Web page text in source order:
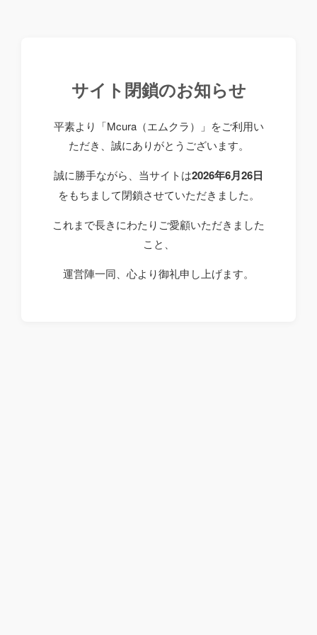
サイト閉鎖のお知らせ
平素より「Mcura（エムクラ）」をご利用い
ただき、誠にありがとうございます。
誠に勝手ながら、当サイトは2026年6月26日
をもちまして閉鎖させていただきました。
これまで長きにわたりご愛顧いただきました
こと、
運営陣一同、心より御礼申し上げます。